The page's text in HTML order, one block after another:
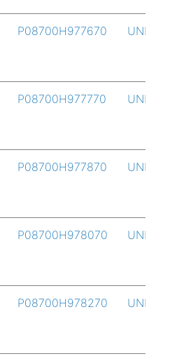
P08700H977670 UND
P08700H977770 UND
P08700H977870 UND
P08700H978070 UND
P08700H978270 UND